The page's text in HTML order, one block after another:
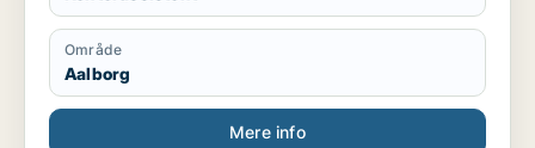
Område
Aalborg
Mere info